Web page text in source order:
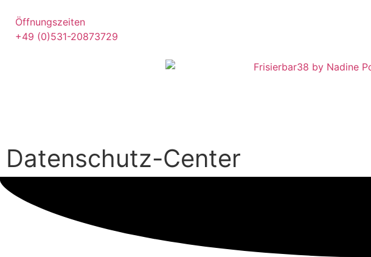
Öffnungszeiten
+49 (0)531-20873729
Datenschutz-Center